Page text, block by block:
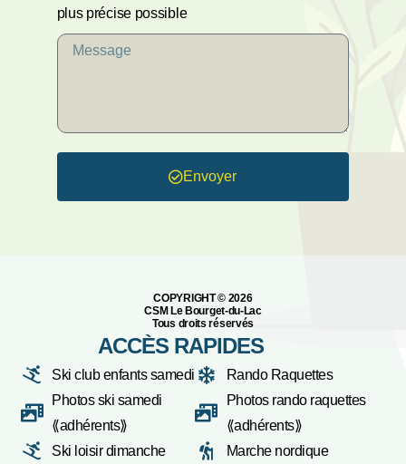
plus précise possible
Envoyer
COPYRIGHT ©️ 2026
CSM Le Bourget-du-Lac
Tous droits réservés
ACCÈS RAPIDES
Ski club enfants samedi
Photos ski samedi
⟪adhérents⟫
Ski loisir dimanche
Rando Raquettes
Photos rando raquettes
⟪adhérents⟫
Marche nordique